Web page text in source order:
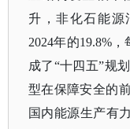
升，非化石能源
2024年的19.8%
成了“十四五”规
型在保障安全的
国内能源生产有